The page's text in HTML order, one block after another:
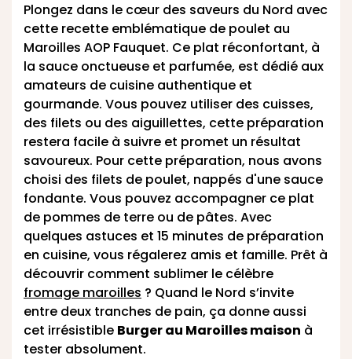
Plongez dans le cœur des saveurs du Nord avec
cette recette emblématique de poulet au
Maroilles AOP Fauquet. Ce plat réconfortant, à
la sauce onctueuse et parfumée, est dédié aux
amateurs de cuisine authentique et
gourmande. Vous pouvez utiliser des cuisses,
des filets ou des aiguillettes, cette préparation
restera facile à suivre et promet un résultat
savoureux. Pour cette préparation, nous avons
choisi des filets de poulet, nappés d'une sauce
fondante. Vous pouvez accompagner ce plat
de pommes de terre ou de pâtes. Avec
quelques astuces et 15 minutes de préparation
en cuisine, vous régalerez amis et famille. Prêt à
découvrir comment sublimer le célèbre
fromage maroilles ? Quand le Nord s’invite
entre deux tranches de pain, ça donne aussi
cet irrésistible Burger au Maroilles maison à
tester absolument.